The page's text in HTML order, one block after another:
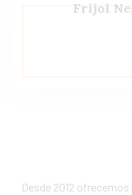
Frijol
Desde 2012